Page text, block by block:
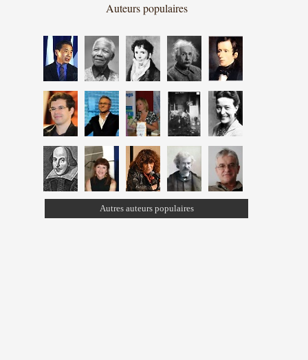
Auteurs populaires
Autres auteurs populaires